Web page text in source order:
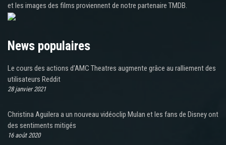
et les images des films proviennent de notre partenaire TMDB.
News populaires
Le cours des actions d’AMC Theatres augmente grâce au ralliement des
utilisateurs Reddit
28 janvier 2021
Christina Aguilera a un nouveau vidéoclip Mulan et les fans de Disney ont
des sentiments mitigés
16 août 2020